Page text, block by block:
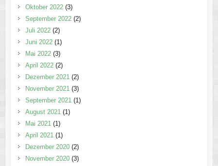
Oktober 2022(3)
September 2022(2)
Juli 2022(2)
Juni 2022(1)
Mai 2022(3)
April 2022(2)
Dezember 2021(2)
November 2021(3)
September 2021(1)
August 2021(1)
Mai 2021(1)
April 2021(1)
Dezember 2020(2)
November 2020(3)